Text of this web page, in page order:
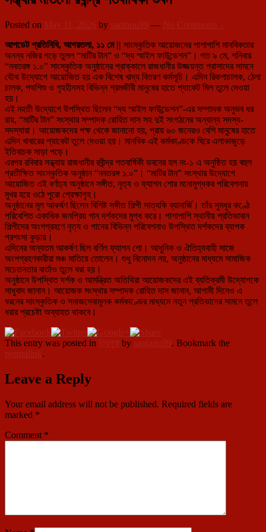
Posted on May 11, 2026 by santanu99 — No Comments ↓
আপডেট প্রতিনিধি, আগরতলা, ১১ মে || সাংস্কৃতিক আয়োজনের পাশাপাশি মানবিকতার
অনন্য নজির গড়ে তুলল “মাটির টান” ও “দ্য স্মাইল ফাউন্ডেশন”। গত ৯ মে, শনিবার
“নবতরঙ্গ ১.০” সাংস্কৃতিক অনুষ্ঠানের প্রাক্কালে রাজধানীর উজ্জয়ন্ত প্রাসাদের সামনে
যৌথ উদ্যোগে আয়োজিত হয় এক বিশেষ খাদ্য বিতরণ কর্মসূচি। এদিন রিকশাচালক, ঠেলা
চালক, পথশিশু ও গৃহহীনসহ বিভিন্ন শ্রমজীবী মানুষের হাতে প্যাকেট মিল তুলে দেওয়া
হয়।
এই মহতী উদ্যোগে উপস্থিত ছিলেন “দ্য স্মাইল ফাউন্ডেশন”-এর সম্পাদক অনুভব ধর
রায়, “মাটির টান” সংস্থার সম্পাদক রোহিত দাস সহ দুই সংগঠনের অন্যান্য সদস্য-
সদস্যারা। আয়োজকদের পক্ষ থেকে জানানো হয়, প্রায় ৬০ জনেরও বেশি মানুষের হাতে
এদিন খাবারের প্যাকেট তুলে দেওয়া হয়। মানবিক এই কর্মকাণ্ডকে ঘিরে এলাকাজুড়ে
ইতিবাচক সাড়া পড়ে।
এরপর রবিবার সন্ধ্যায় রাজধানীর রবীন্দ্র শতবার্ষিকী ভবনের হল নং-১ এ অনুষ্ঠিত হয় বহুল
প্রতীক্ষিত সাংস্কৃতিক অনুষ্ঠান “নবতরঙ্গ ১.০”। “মাটির টান” সংস্থার উদ্যোগে
আয়োজিত এই বর্ণাঢ্য অনুষ্ঠানে সঙ্গীত, নৃত্য ও ফ্যাশন শোর মনোমুগ্ধকর পরিবেশনায়
মুখর হয়ে ওঠে পুরো প্রেক্ষাগৃহ।
অনুষ্ঠানের মূল আকর্ষণ ছিলেন বিশিষ্ট সঙ্গীত শিল্পী সাত্যকি ব্যানার্জি। তাঁর সুমধুর কণ্ঠে
পরিবেশিত একাধিক জনপ্রিয় গান দর্শকদের মুগ্ধ করে। পাশাপাশি স্থানীয় প্রতিভাবান
শিল্পীদের অংশগ্রহণে নৃত্য ও গানের বিভিন্ন পরিবেশনাও উপস্থিত দর্শকদের ব্যাপক
প্রশংসা কুড়ায়।
এদিনের অন্যতম আকর্ষণ ছিল বর্ণিল ফ্যাশন শো। আধুনিক ও ঐতিহ্যবাহী সাজে
অংশগ্রহণকারীরা মঞ্চ মাতিয়ে তোলেন। শুধু বিনোদন নয়, অনুষ্ঠানের মাধ্যমে সামাজিক
সচেতনতার বার্তাও তুলে ধরা হয়।
অনুষ্ঠানে উপস্থিত দর্শক ও আমন্ত্রিত অতিথিরা আয়োজকদের এই ব্যতিক্রমী উদ্যোগকে
সাধুবাদ জানান। আয়োজক সংস্থার সম্পাদক রোহিত দাস জানান, আগামী দিনেও এ
ধরনের সাংস্কৃতিক ও সমাজসেবামূলক কর্মকাণ্ডের মাধ্যমে নতুন প্রতিভাদের সামনে তুলে
ধরার প্রচেষ্টা অব্যাহত থাকবে।
This entry was posted in ত্রিপুরা by santanu99. Bookmark the
permalink.
Leave a Reply
Your email address will not be published. Required fields are
marked *
Comment *